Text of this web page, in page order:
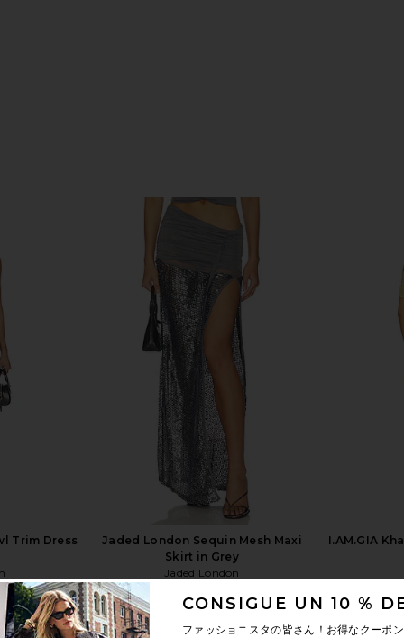
Trim Dress
Jaded London Sequin Mesh Maxi
Skirt in Grey
Jaded London
I.AM.GIA
CONSIGUE UN 10 %
ファッショニスタの皆さん！お得なクーポ